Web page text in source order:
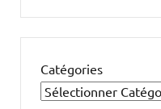
Catégories